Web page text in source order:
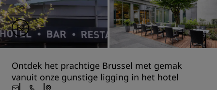
Ontdek het prachtige Brussel met gemak
vanuit onze gunstige ligging in het hotel